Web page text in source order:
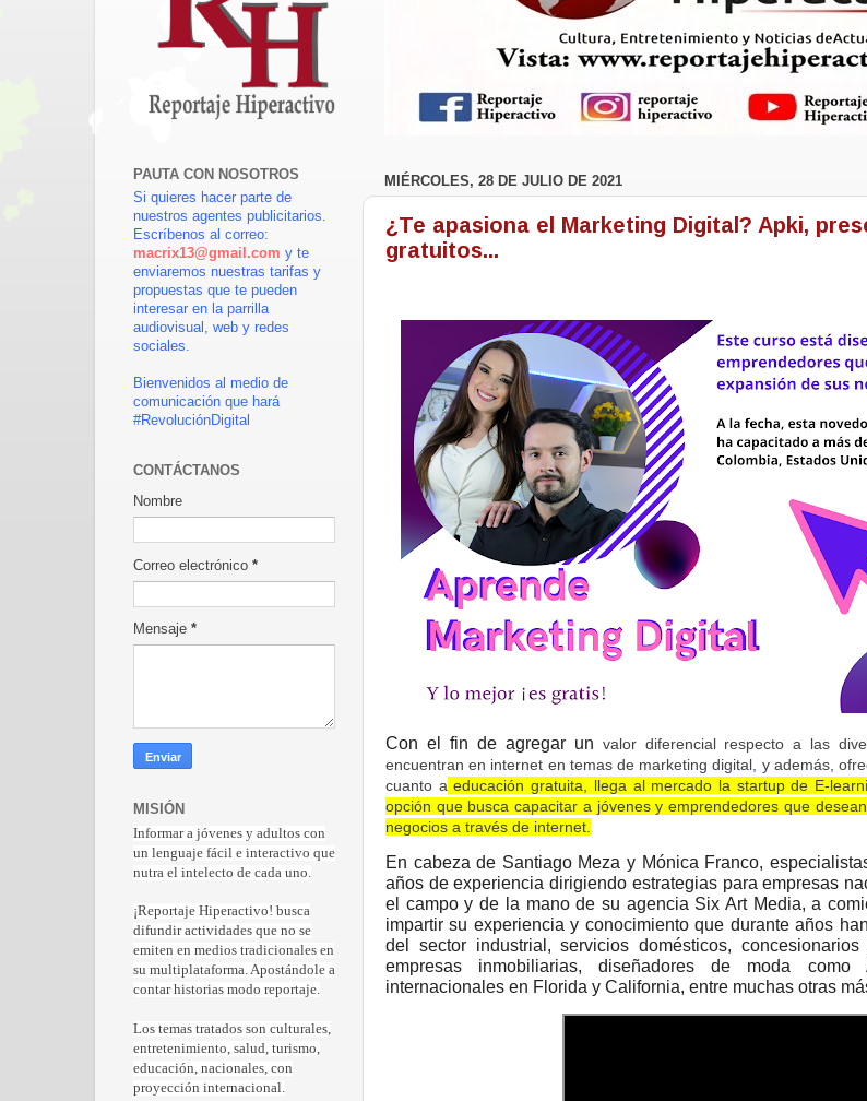
MIÉRCOLES, 28 DE JULIO DE 2021
¿Te apasiona el Marketing Digital? Apki,
gratuitos...
Con el fin de agregar un valor diferencial respecto a las
encuentran en internet en temas de marketing digital, y además,
cuanto a educación gratuita, llega al mercado la startup de E-
opción que busca capacitar a jóvenes y emprendedores que
negocios a través de internet.
En cabeza de Santiago Meza y Mónica Franco,
años de experiencia dirigiendo estrategias para empresas
el campo y de la mano de su agencia Six Art Media, a
impartir su experiencia y conocimiento que durante años
del sector industrial, servicios domésticos,
empresas inmobiliarias, diseñadores de moda
internacionales en Florida y California, entre muchas otras
PAUTA CON NOSOTROS
Si quieres hacer parte de
nuestros agentes publicitarios.
Escríbenos al correo:
macrix13@gmail.com y te
enviaremos nuestras tarifas y
propuestas que te pueden
interesar en la parrilla
audiovisual, web y redes
sociales.
Bienvenidos al medio de
comunicación que hará
#RevoluciónDigital
CONTÁCTANOS
Nombre
Correo electrónico *
Mensaje *
MISIÓN
Informar a jóvenes y adultos con
un lenguaje fácil e interactivo que
nutra el intelecto de cada uno.
¡Reportaje Hiperactivo! busca
difundir actividades que no se
emiten en medios tradicionales en
su multiplataforma. Apostándole a
contar historias modo reportaje.
Los temas tratados son culturales,
entretenimiento, salud, turismo,
educación, nacionales, con
proyección internacional.